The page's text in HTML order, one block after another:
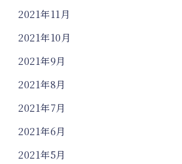
2021年11月
2021年10月
2021年9月
2021年8月
2021年7月
2021年6月
2021年5月